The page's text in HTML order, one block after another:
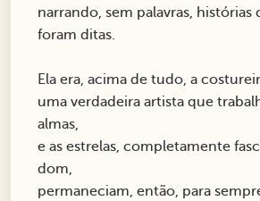
narrando, sem palavras, histórias
foram ditas.
Ela era, acima de tudo, a
uma verdadeira artista que
almas,
e as estrelas, completamente
dom,
permaneciam, então, para